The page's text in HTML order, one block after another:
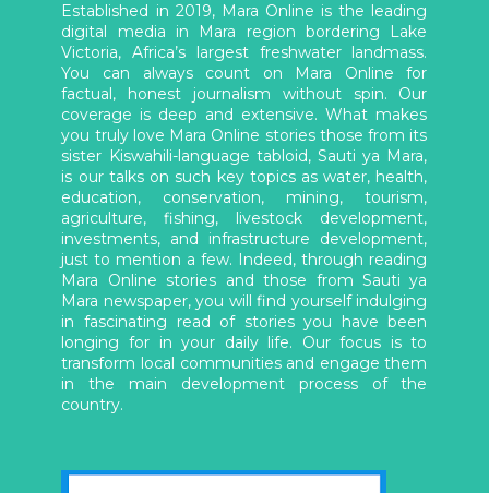
Established in 2019, Mara Online is the leading
digital media in Mara region bordering Lake
Victoria, Africa’s largest freshwater landmass.
You can always count on Mara Online for
factual, honest journalism without spin. Our
coverage is deep and extensive. What makes
you truly love Mara Online stories those from its
sister Kiswahili-language tabloid, Sauti ya Mara,
is our talks on such key topics as water, health,
education, conservation, mining, tourism,
agriculture, fishing, livestock development,
investments, and infrastructure development,
just to mention a few. Indeed, through reading
Mara Online stories and those from Sauti ya
Mara newspaper, you will find yourself indulging
in fascinating read of stories you have been
longing for in your daily life. Our focus is to
transform local communities and engage them
in the main development process of the
country.